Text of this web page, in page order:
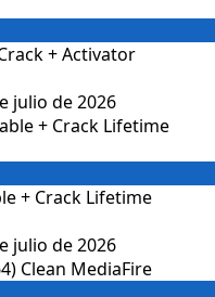
+ Activator
julio de 2026
+ Crack Lifetime
julio de 2026